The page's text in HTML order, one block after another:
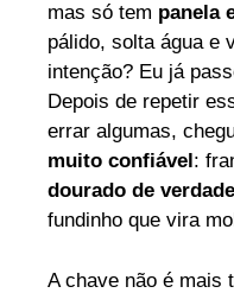
mas só tem panela
pálido, solta água e
intenção? Eu já
Depois de repetir
errar algumas,
muito confiável:
dourado de verdade
fundinho que vira
A chave não é mais